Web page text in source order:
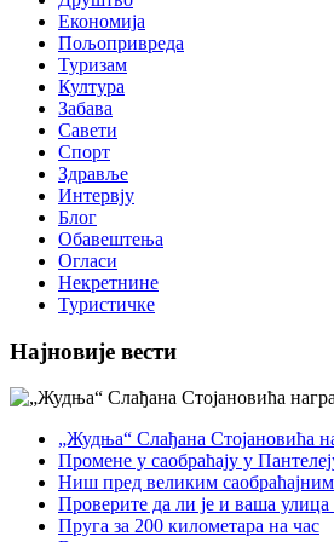
Економија
Пољопривреда
Туризам
Култура
Забава
Савети
Спорт
Здравље
Интервју
Блог
Обавештења
Огласи
Некретнине
Туристичке
Најновије вести
„Жудња“ Слађана Стојановића
Промене у саобраћају у
Ниш пред великим
Проверите да ли је и ваша улица
Пруга за 200 километара на час